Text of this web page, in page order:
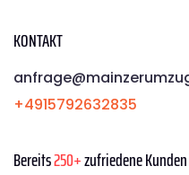
KONTAKT
+4915792632835
Bereits250+zufriedene